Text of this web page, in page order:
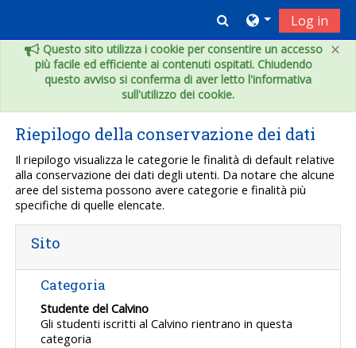
×
Questo sito utilizza i cookie per consentire un accesso
più facile ed efficiente ai contenuti ospitati. Chiudendo
questo avviso si conferma di aver letto l'informativa
sull'utilizzo dei cookie.
Toggle search
Log in
Riepilogo della conservazione dei dati
Il riepilogo visualizza le categorie le finalità di default relative
alla conservazione dei dati degli utenti. Da notare che alcune
aree del sistema possono avere categorie e finalità più
specifiche di quelle elencate.
Sito
Categoria
Studente del Calvino
Gli studenti iscritti al Calvino rientrano in questa
categoria